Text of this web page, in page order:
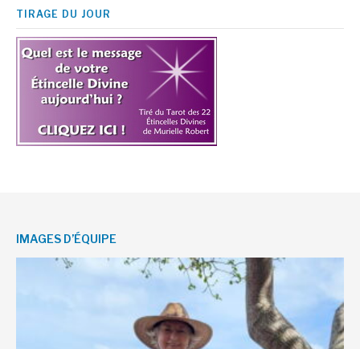
TIRAGE DU JOUR
IMAGES D’ÉQUIPE